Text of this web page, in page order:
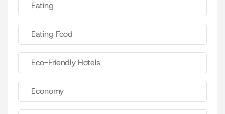
Eating
Eating Food
Eco-Friendly Hotels
Economy